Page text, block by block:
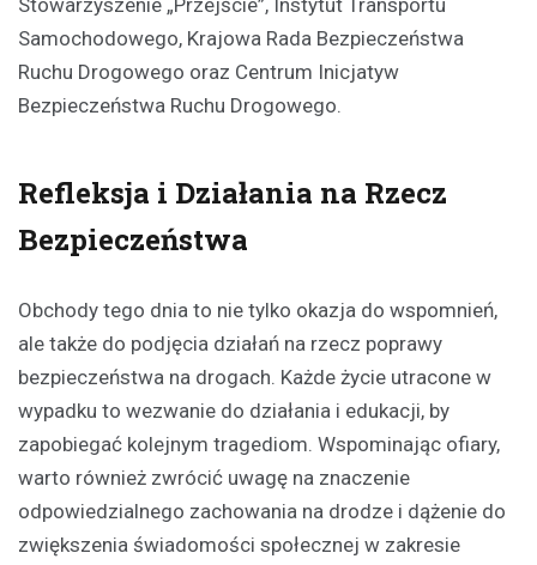
Stowarzyszenie „Przejście”, Instytut Transportu
Samochodowego, Krajowa Rada Bezpieczeństwa
Ruchu Drogowego oraz Centrum Inicjatyw
Bezpieczeństwa Ruchu Drogowego.
Refleksja i Działania na Rzecz
Bezpieczeństwa
Obchody tego dnia to nie tylko okazja do wspomnień,
ale także do podjęcia działań na rzecz poprawy
bezpieczeństwa na drogach. Każde życie utracone w
wypadku to wezwanie do działania i edukacji, by
zapobiegać kolejnym tragediom. Wspominając ofiary,
warto również zwrócić uwagę na znaczenie
odpowiedzialnego zachowania na drodze i dążenie do
zwiększenia świadomości społecznej w zakresie